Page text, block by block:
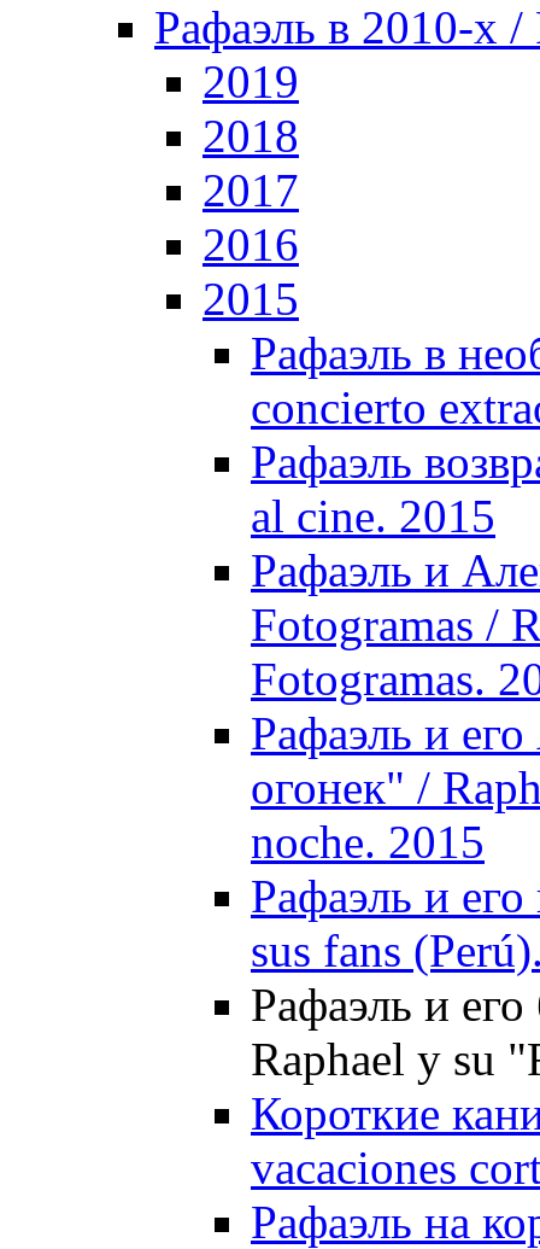
Рафаэль в 2010-х /
2019
2018
2017
2016
2015
Рафаэль в
concierto
Рафаэль
al cine. 2015
Рафаэль и
Fotogramas /
Fotogramas.
Рафаэль и
огонек" /
noche. 2015
Рафаэль и
sus fans
Рафаэль и
Raphael y su
Короткие
vacaciones
Рафаэль на